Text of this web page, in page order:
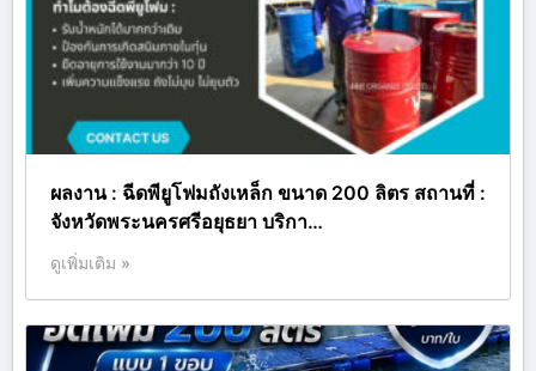
ผลงาน : ฉีดพียูโฟมถังเหล็ก ขนาด 200 ลิตร สถานที่ :
จังหวัดพระนครศรีอยุธยา บริกา…
ดูเพิ่มเติม »